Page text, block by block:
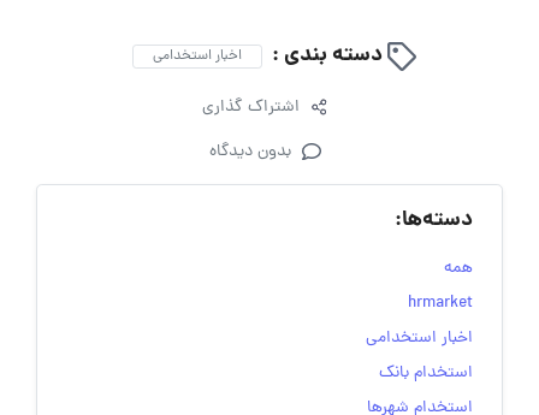
دسته بندی : اخبار استخدامی
اشتراک گذاری
بدون دیدگاه
دسته‌ها:
همه
hrmarket
اخبار استخدامی
استخدام بانک
استخدام شهرها